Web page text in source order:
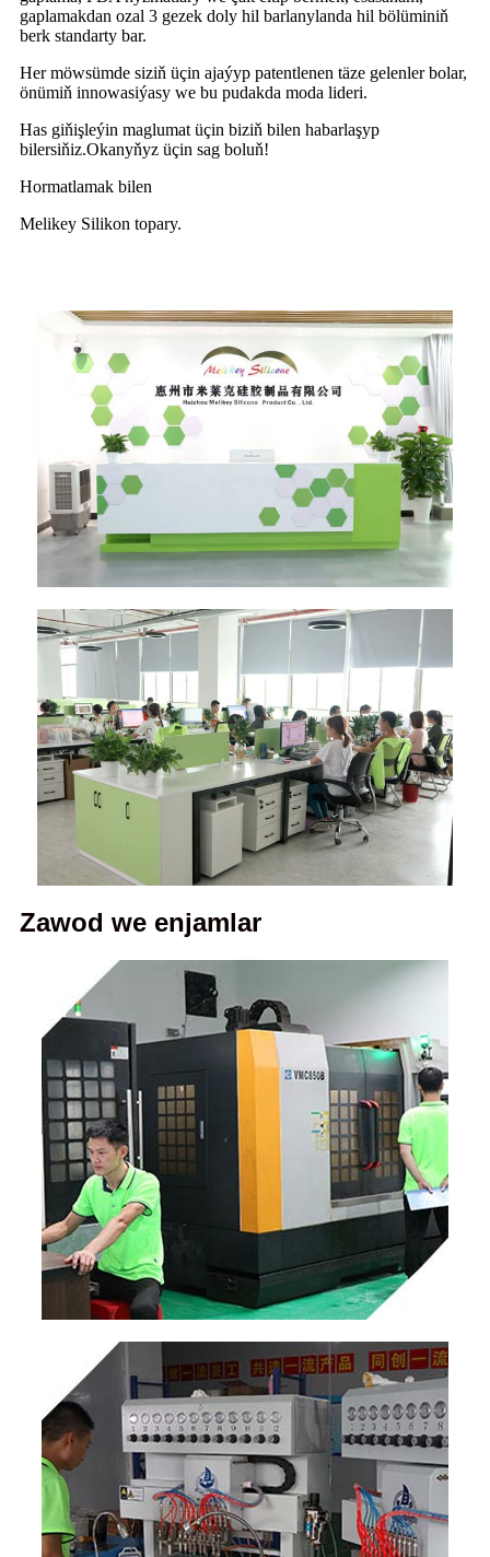
gaplamakdan ozal 3 gezek doly hil barlanylanda hil bölüminiň
berk standarty bar.
Her möwsümde siziň üçin ajaýyp patentlenen täze gelenler bolar,
önümiň innowasiýasy we bu pudakda moda lideri.
Has giňişleýin maglumat üçin biziň bilen habarlaşyp
bilersiňiz.Okanyňyz üçin sag boluň!
Hormatlamak bilen
Melikey Silikon topary.
Zawod we enjamlar